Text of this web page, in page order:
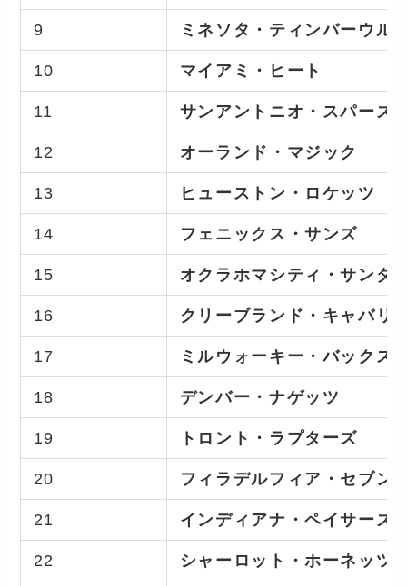
9 ミネソタ・ティンバーウル
10 マイアミ・ヒート
11 サンアントニオ・スパーズ
12 オーランド・マジック
13 ヒューストン・ロケッツ
14 フェニックス・サンズ
15 オクラホマシティ・サンダ
16 クリーブランド・キャバリ
17 ミルウォーキー・バックス
18 デンバー・ナゲッツ
19 トロント・ラプターズ
20 フィラデルフィア・セブン
21 インディアナ・ペイサーズ
22 シャーロット・ホーネッツ